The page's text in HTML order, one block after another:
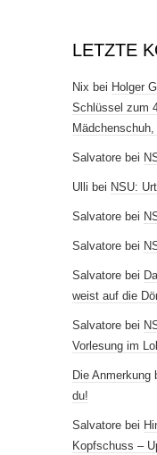
LETZTE
Nix bei Holger
Schlüssel zum
Salvatore bei
Ulli bei NSU:
Salvatore bei
Salvatore bei
Salvatore bei
weist auf die
Salvatore bei
Vorlesung im
Die Anmerkung
du!
Salvatore bei
Kopfschuss –